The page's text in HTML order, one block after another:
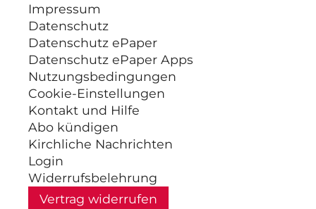
Impressum
Datenschutz
Datenschutz ePaper
Datenschutz ePaper Apps
Nutzungsbedingungen
Cookie-Einstellungen
Kontakt und Hilfe
Abo kündigen
Kirchliche Nachrichten
Login
Widerrufsbelehrung
Vertrag widerrufen